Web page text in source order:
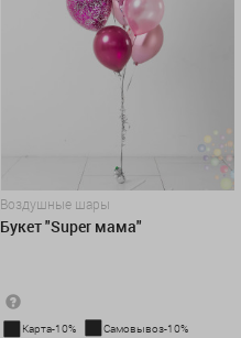
Воздушные шары
Букет "Super мама"
Карта-10% Самовывоз-10%